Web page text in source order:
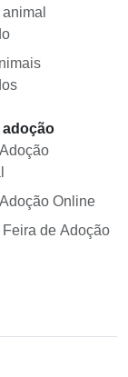
adoção
Online
de Adoção